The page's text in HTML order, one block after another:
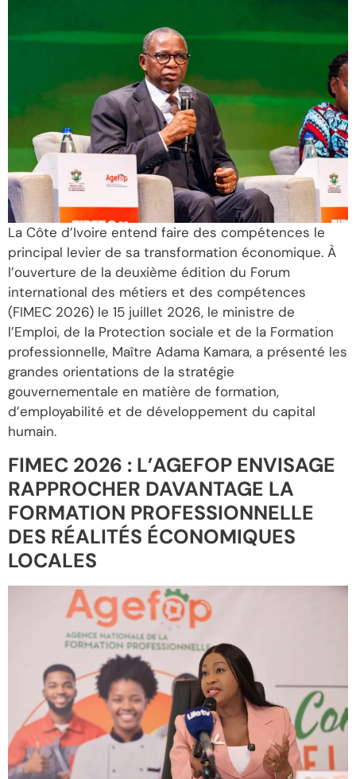
La Côte d’Ivoire entend faire des compétences le
principal levier de sa transformation économique. À
l’ouverture de la deuxième édition du Forum
international des métiers et des compétences
(FIMEC 2026) le 15 juillet 2026, le ministre de
l’Emploi, de la Protection sociale et de la Formation
professionnelle, Maître Adama Kamara, a présenté les
grandes orientations de la stratégie
gouvernementale en matière de formation,
d’employabilité et de développement du capital
humain.
FIMEC 2026 : L’AGEFOP ENVISAGE
RAPPROCHER DAVANTAGE LA
FORMATION PROFESSIONNELLE
DES RÉALITÉS ÉCONOMIQUES
LOCALES